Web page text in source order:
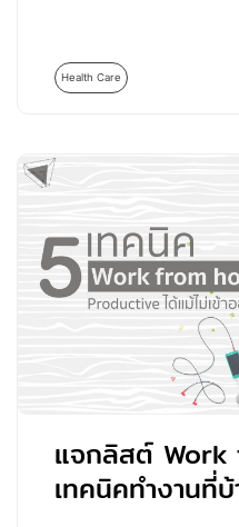
Health Care
แจกลิสต์
เทคนิคทำงานที่